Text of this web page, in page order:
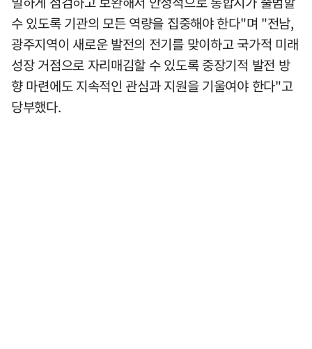
수 있도록 기관의 모든 역량을 집중해야 한다"며 "전남,
광주지역이 새로운 발전의 전기를 맞이하고 국가적 미래
성장 거점으로 자리매김할 수 있도록 중장기적 발전 방
향 마련에도 지속적인 관심과 지원을 기울여야 한다"고
당부했다.